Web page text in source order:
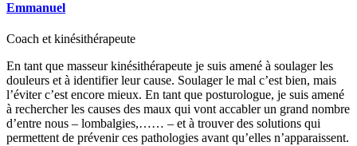
Emmanuel
Coach et kinésithérapeute
En tant que masseur kinésithérapeute je suis amené à soulager les
douleurs et à identifier leur cause. Soulager le mal c’est bien, mais
l’éviter c’est encore mieux. En tant que posturologue, je suis amené
à rechercher les causes des maux qui vont accabler un grand nombre
d’entre nous – lombalgies,…… – et à trouver des solutions qui
permettent de prévenir ces pathologies avant qu’elles n’apparaissent.